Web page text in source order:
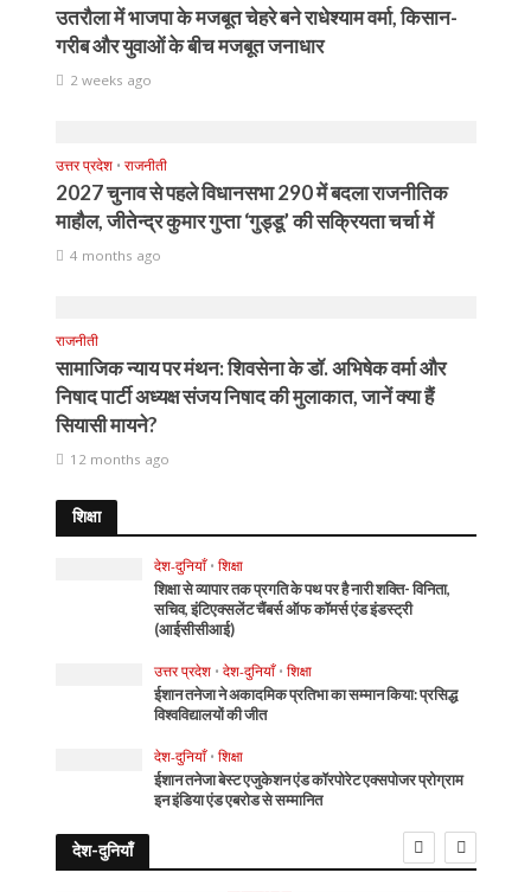
उतरौला में भाजपा के मजबूत चेहरे बने राधेश्याम वर्मा, किसान-
गरीब और युवाओं के बीच मजबूत जनाधार
2 weeks ago
उत्तर प्रदेश • राजनीती
2027 चुनाव से पहले विधानसभा 290 में बदला राजनीतिक
माहौल, जीतेन्द्र कुमार गुप्ता ‘गुड्डू’ की सक्रियता चर्चा में
4 months ago
राजनीती
सामाजिक न्याय पर मंथन: शिवसेना के डॉ. अभिषेक वर्मा और
निषाद पार्टी अध्यक्ष संजय निषाद की मुलाकात, जानें क्या हैं
सियासी मायने?
12 months ago
शिक्षा
देश-दुनियाँ • शिक्षा
शिक्षा से व्यापार तक प्रगति के पथ पर है नारी शक्ति- विनिता,
सचिव, इंटिएक्सलेंट चैंबर्स ऑफ कॉमर्स एंड इंडस्ट्री
(आईसीसीआई)
उत्तर प्रदेश • देश-दुनियाँ • शिक्षा
ईशान तनेजा ने अकादमिक प्रतिभा का सम्मान किया: प्रसिद्ध
विश्वविद्यालयों की जीत
देश-दुनियाँ • शिक्षा
ईशान तनेजा बेस्ट एजुकेशन एंड कॉरपोरेट एक्सपोजर प्रोग्राम
इन इंडिया एंड एबरोड से सम्मानित
देश-दुनियाँ